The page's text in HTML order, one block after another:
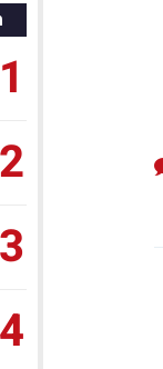
1
2
3
4